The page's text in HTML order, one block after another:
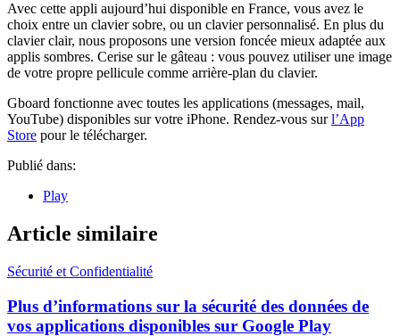
Avec cette appli aujourd’hui disponible en France, vous avez le
choix entre un clavier sobre, ou un clavier personnalisé. En plus du
clavier clair, nous proposons une version foncée mieux adaptée aux
applis sombres. Cerise sur le gâteau : vous pouvez utiliser une image
de votre propre pellicule comme arrière-plan du clavier.
Gboard fonctionne avec toutes les applications (messages, mail,
YouTube) disponibles sur votre iPhone. Rendez-vous surl’App
Store pour le télécharger.
Publié dans:
Play
Article similaire
Sécurité et Confidentialité
Plus d’informations sur la sécurité des données de
vos applications disponibles sur Google Play